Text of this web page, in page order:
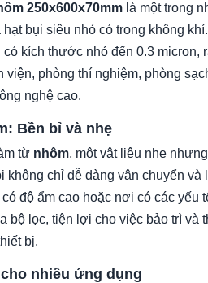
250x600x70mm là một trong
bụi siêu nhỏ có trong không
có kích thước nhỏ đến 0.3
viện, phòng thí nghiệm, phòng
nghệ cao.
Bền bỉ và nhẹ
từ nhôm, một vật liệu nhẹ
không chỉ dễ dàng vận chuyển và
độ ẩm cao hoặc nơi có các yếu
bộ lọc, tiện lợi cho việc bảo trì và
bị.
nhiều ứng dụng